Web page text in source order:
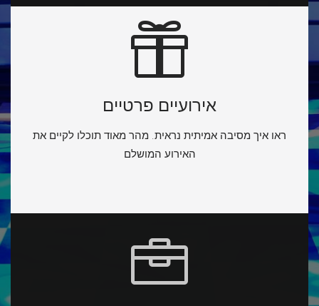
אירועיים פרטיים
ראו איך מסיבה אמיתית נראית. מהר מאוד תוכלו לקיים את
האירוע המושלם